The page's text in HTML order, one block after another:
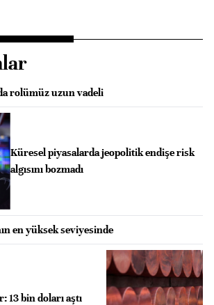
rolümüz uzun vadeli
Küresel piyasalarda jeopolitik endişe risk
algısını bozmadı
en yüksek seviyesinde
13 bin doları aştı